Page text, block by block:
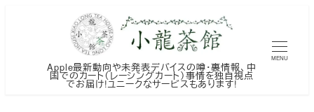
Apple最新動向や未発表デバイスの噂・裏情報、中
国でのカート（レーシングカート）事情を独自視点
でお届け!ユニークなサービスもあります!
MENU